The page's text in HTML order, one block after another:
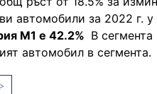
автомобили за 2022 г.
М1 e 42.2% В
автомобил в сегмента.